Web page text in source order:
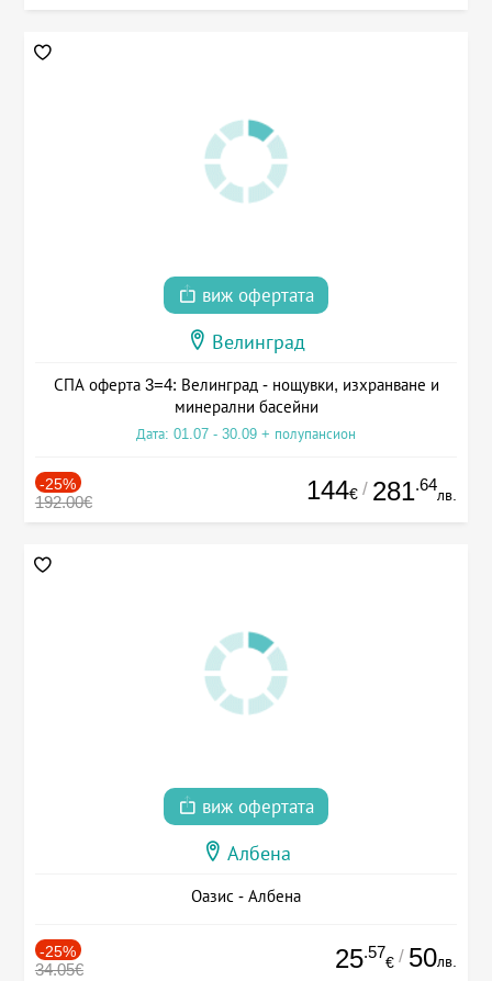
виж офертата
Велинград
СПА оферта 3=4: Велинград - нощувки, изхранване и
минерални басейни
Дата: 01.07 - 30.09 + полупансион
-25%
192.00€ 144€ / 281.64
лв.
виж офертата
Албена
Оазис - Албена
-25%
34.05€ 25.57
€ / 50лв.